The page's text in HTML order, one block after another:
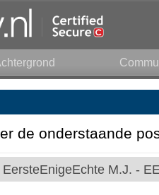
de onderstaande
EersteEnigeEchte M.J. -